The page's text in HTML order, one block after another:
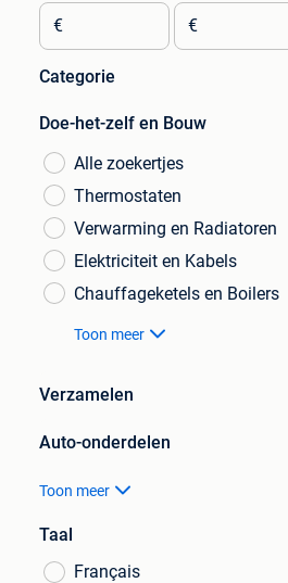
€ €
Categorie
Doe-het-zelf en Bouw
Alle zoekertjes
Thermostaten
Verwarming en Radiatoren
Elektriciteit en Kabels
Chauffageketels en Boilers
Toon meer
Verzamelen
Auto-onderdelen
Toon meer
Taal
Français